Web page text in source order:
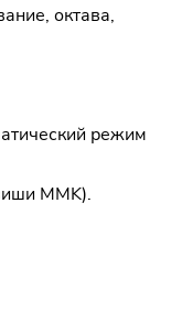
октава,
режим
MMK).